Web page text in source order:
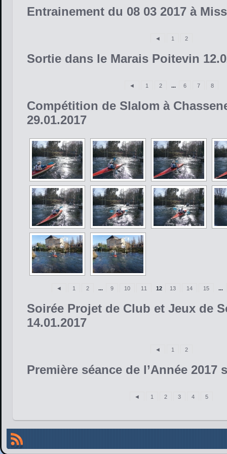
Entrainement du 08 03 2017 à
◄ 1 2
Sortie dans le Marais Poitevin
◄ 1 2 ... 6 7 8
Compétition de Slalom à
29.01.2017
◄ 1 2 ... 9 10 11 12 13 14 15 ...
Soirée Projet de Club et Jeux de
14.01.2017
◄ 1 2
Première séance de l’Année 2017
◄ 1 2 3 4 5